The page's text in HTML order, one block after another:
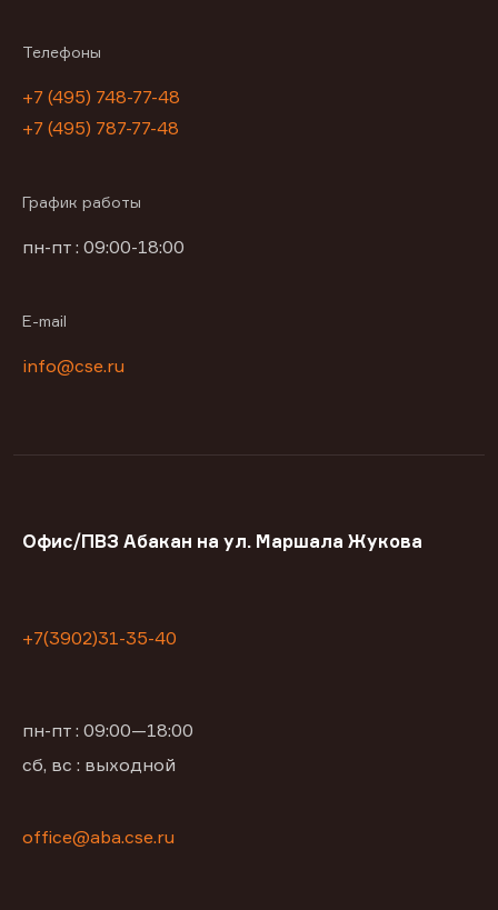
Телефоны
+7 (495) 748-77-48
+7 (495) 787-77-48
График работы
пн-пт : 09:00-18:00
E-mail
info@cse.ru
Офис/ПВЗ Абакан на ул. Маршала Жукова
+7(3902)31-35-40
пн-пт : 09:00—18:00
сб, вс : выходной
office@aba.cse.ru